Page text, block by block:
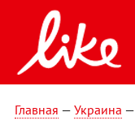
Главная — Украина —